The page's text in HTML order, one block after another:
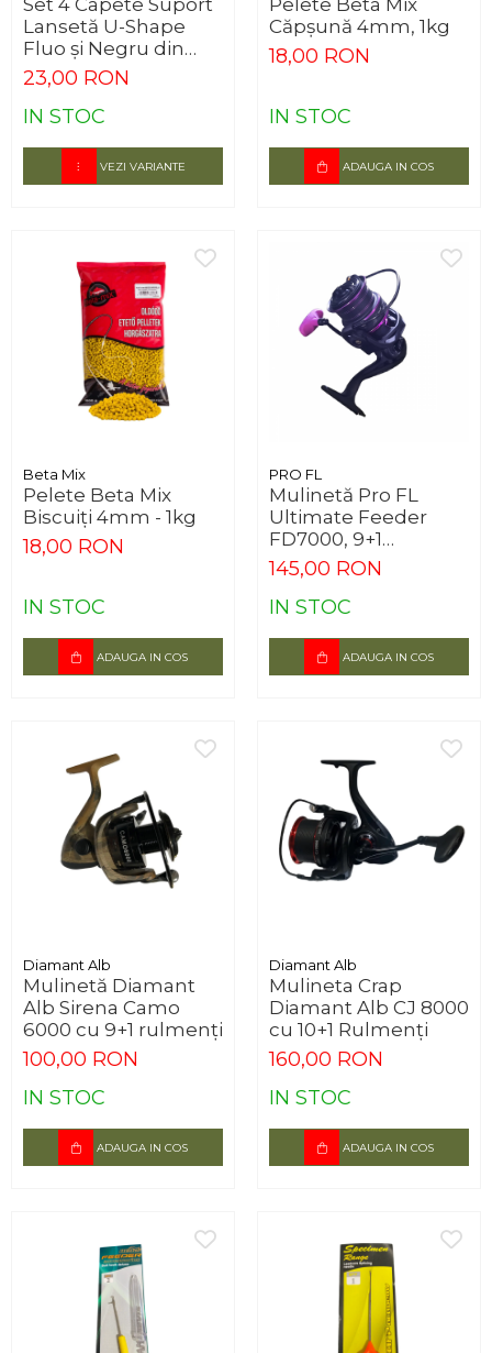
Set 4 Capete Suport
Lansetă U-Shape
Fluo și Negru din
Silicon
23,00 RON
IN STOC
VEZI VARIANTE
Pelete Beta Mix
Căpșună 4mm, 1kg
18,00 RON
IN STOC
ADAUGA IN COS
Beta Mix
Pelete Beta Mix
Biscuiți 4mm - 1kg
18,00 RON
IN STOC
ADAUGA IN COS
PRO FL
Mulinetă Pro FL
Ultimate Feeder
FD7000, 9+1
Rulmenți
145,00 RON
IN STOC
ADAUGA IN COS
Diamant Alb
Mulinetă Diamant
Alb Sirena Camo
6000 cu 9+1 rulmenți
100,00 RON
IN STOC
ADAUGA IN COS
Diamant Alb
Mulineta Crap
Diamant Alb CJ 8000
cu 10+1 Rulmenți
160,00 RON
IN STOC
ADAUGA IN COS